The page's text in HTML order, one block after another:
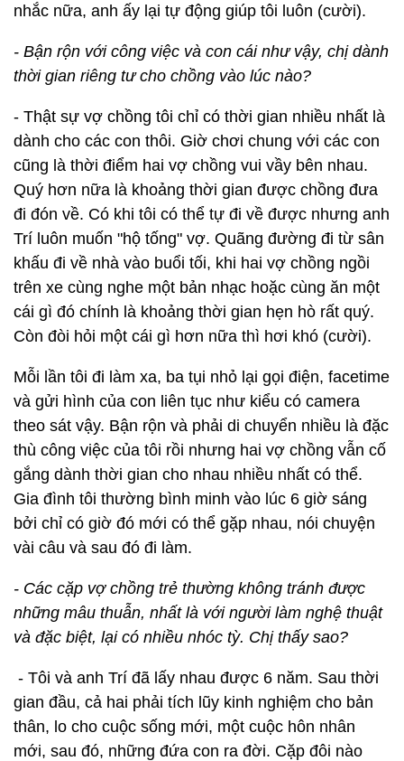
nhắc nữa, anh ấy lại tự động giúp tôi luôn (cười).
- Bận rộn với công việc và con cái như vậy, chị dành
thời gian riêng tư cho chồng vào lúc nào?
- Thật sự vợ chồng tôi chỉ có thời gian nhiều nhất là
dành cho các con thôi. Giờ chơi chung với các con
cũng là thời điểm hai vợ chồng vui vầy bên nhau.
Quý hơn nữa là khoảng thời gian được chồng đưa
đi đón về. Có khi tôi có thể tự đi về được nhưng anh
Trí luôn muốn "hộ tống" vợ. Quãng đường đi từ sân
khấu đi về nhà vào buổi tối, khi hai vợ chồng ngồi
trên xe cùng nghe một bản nhạc hoặc cùng ăn một
cái gì đó chính là khoảng thời gian hẹn hò rất quý.
Còn đòi hỏi một cái gì hơn nữa thì hơi khó (cười).
Mỗi lần tôi đi làm xa, ba tụi nhỏ lại gọi điện, facetime
và gửi hình của con liên tục như kiểu có camera
theo sát vậy. Bận rộn và phải di chuyển nhiều là đặc
thù công việc của tôi rồi nhưng hai vợ chồng vẫn cố
gắng dành thời gian cho nhau nhiều nhất có thể.
Gia đình tôi thường bình minh vào lúc 6 giờ sáng
bởi chỉ có giờ đó mới có thể gặp nhau, nói chuyện
vài câu và sau đó đi làm.
- Các cặp vợ chồng trẻ thường không tránh được
những mâu thuẫn, nhất là với người làm nghệ thuật
và đặc biệt, lại có nhiều nhóc tỳ. Chị thấy sao?
- Tôi và anh Trí đã lấy nhau được 6 năm. Sau thời
gian đầu, cả hai phải tích lũy kinh nghiệm cho bản
thân, lo cho cuộc sống mới, một cuộc hôn nhân
mới, sau đó, những đứa con ra đời. Cặp đôi nào